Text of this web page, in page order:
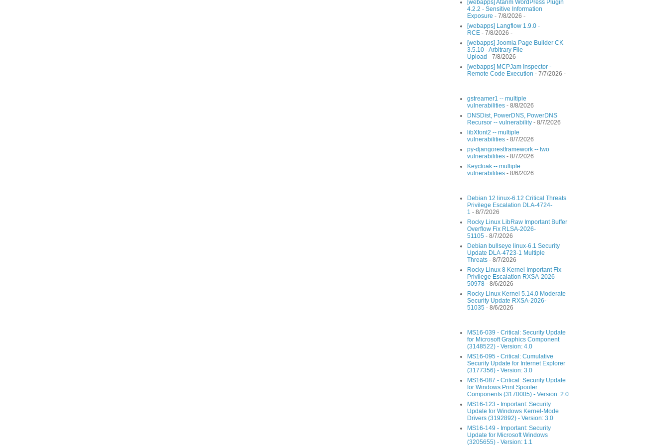
[webapps] Atarim WordPress Plugin
4.2.2 - Sensitive Information
Exposure - 7/8/2026 -
[webapps] Langflow 1.9.0 -
RCE - 7/8/2026 -
[webapps] Joomla Page Builder CK
3.5.10 - Arbitrary File
Upload - 7/8/2026 -
[webapps] MCPJam Inspector -
Remote Code Execution - 7/7/2026 -
gstreamer1 -- multiple
vulnerabilities - 8/8/2026
DNSDist, PowerDNS, PowerDNS
Recursor -- vulnerability - 8/7/2026
libXfont2 -- multiple
vulnerabilities - 8/7/2026
py-djangorestframework -- two
vulnerabilities - 8/7/2026
Keycloak -- multiple
vulnerabilities - 8/6/2026
Debian 12 linux-6.12 Critical Threats
Privilege Escalation DLA-4724-
1 - 8/7/2026
Rocky Linux LibRaw Important Buffer
Overflow Fix RLSA-2026-
51105 - 8/7/2026
Debian bullseye linux-6.1 Security
Update DLA-4723-1 Multiple
Threats - 8/7/2026
Rocky Linux 8 Kernel Important Fix
Privilege Escalation RXSA-2026-
50978 - 8/6/2026
Rocky Linux Kernel 5.14.0 Moderate
Security Update RXSA-2026-
51035 - 8/6/2026
MS16-039 - Critical: Security Update
for Microsoft Graphics Component
(3148522) - Version: 4.0
MS16-095 - Critical: Cumulative
Security Update for Internet Explorer
(3177356) - Version: 3.0
MS16-087 - Critical: Security Update
for Windows Print Spooler
Components (3170005) - Version: 2.0
MS16-123 - Important: Security
Update for Windows Kernel-Mode
Drivers (3192892) - Version: 3.0
MS16-149 - Important: Security
Update for Microsoft Windows
(3205655) - Version: 1.1